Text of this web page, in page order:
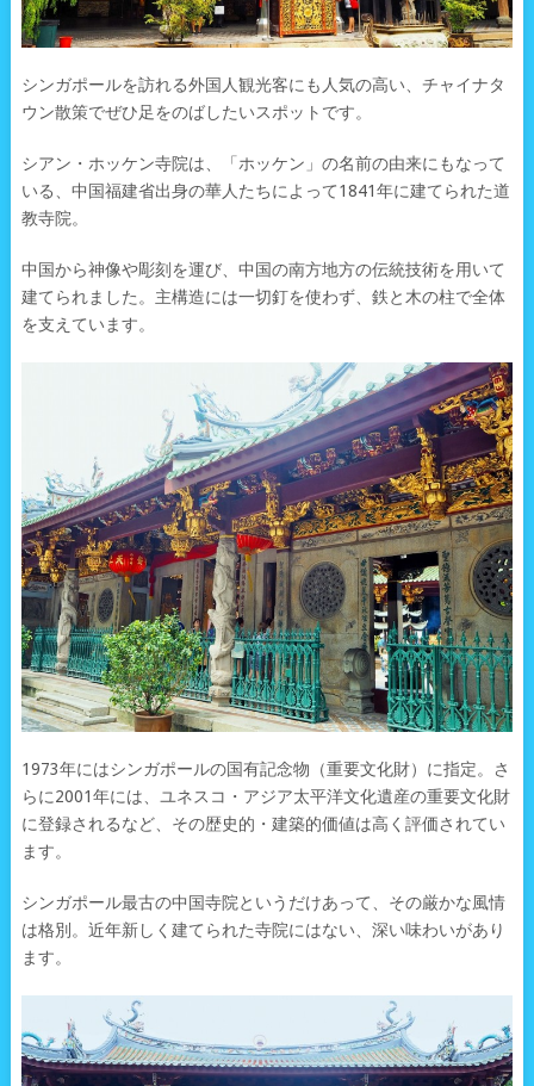
シンガポールを訪れる外国人観光客にも人気の高い、チャイナタ
ウン散策でぜひ足をのばしたいスポットです。
シアン・ホッケン寺院は、「ホッケン」の名前の由来にもなって
いる、中国福建省出身の華人たちによって1841年に建てられた道
教寺院。
中国から神像や彫刻を運び、中国の南方地方の伝統技術を用いて
建てられました。主構造には一切釘を使わず、鉄と木の柱で全体
を支えています。
1973年にはシンガポールの国有記念物（重要文化財）に指定。さ
らに2001年には、ユネスコ・アジア太平洋文化遺産の重要文化財
に登録されるなど、その歴史的・建築的価値は高く評価されてい
ます。
シンガポール最古の中国寺院というだけあって、その厳かな風情
は格別。近年新しく建てられた寺院にはない、深い味わいがあり
ます。